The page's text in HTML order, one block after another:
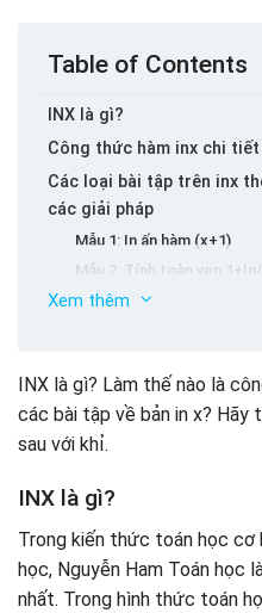
Table of Contents
INX là gì?
Công thức hàm inx chi
Các loại bài tập trên inx
các giải pháp
Mẫu 1: In ấn hàm (x+1)
Mẫu 2: Tính toàn vẹn
Mẫu 3: Trí thông minh của
Mẫu 6: Tính hàm ban đầu
Các bài tập chính về in ấn
Kết luận
Xem thêm
INX là gì? Làm thế nào là
các bài tập về bản in x?
sau với khỉ.
INX là gì?
Trong kiến ​​thức toán học
học, Nguyễn Ham Toán học
nhất. Trong hình thức toán